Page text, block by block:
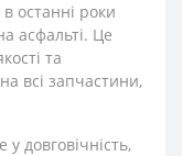
останні роки
асфальті. Це
та
всі запчастини,
довговічність,